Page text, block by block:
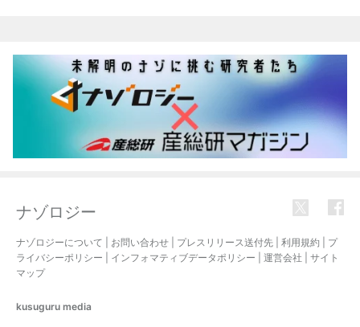
ナゾロジー
ナゾロジーについて お問い合わせ プレスリリース送付先 利用規約
プ
ライバシーポリシー
インフォマティブデータポリシー 運営会社
サイト
マップ
kusuguru media